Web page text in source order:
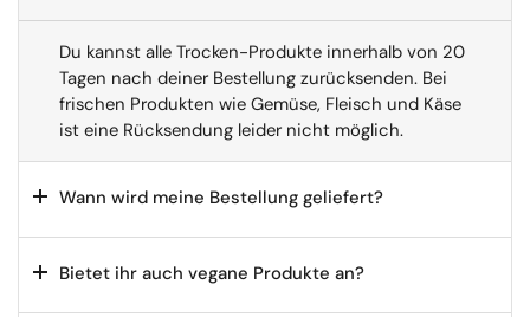
Du kannst alle Trocken-Produkte innerhalb von 20
Tagen nach deiner Bestellung zurücksenden. Bei
frischen Produkten wie Gemüse, Fleisch und Käse
ist eine Rücksendung leider nicht möglich.
Wann wird meine Bestellung geliefert?
Bietet ihr auch vegane Produkte an?